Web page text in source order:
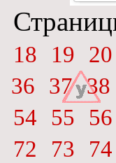
18
19 20
36
37 38
54
55 56
72
73 74